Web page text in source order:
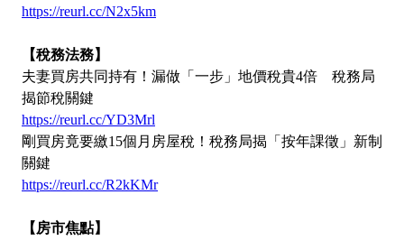
https://reurl.cc/N2x5km
【稅務法務】
夫妻買房共同持有！漏做「一步」地價稅貴4倍 稅務局
揭節稅關鍵
https://reurl.cc/YD3Mrl
剛買房竟要繳15個月房屋稅！稅務局揭「按年課徵」新制
關鍵
https://reurl.cc/R2kKMr
【房市焦點】